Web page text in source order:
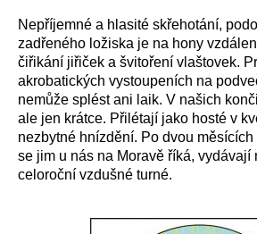
Nepříjemné a hlasité skřehotání,
zadřeného ložiska je na hony
čiřikání jiřiček a švitoření vlaštovek.
akrobatických vystoupeních na
nemůže splést ani laik. V našich
ale jen krátce. Přilétají jako hosté v
nezbytné hnízdění. Po dvou měsících
se jim u nás na Moravě říká, vydávají
celoroční vzdušné turné.